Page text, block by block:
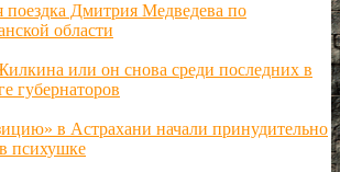
поездка Дмитрия Медведева по
области
или он снова среди последних в
губернаторов
в Астрахани начали принудительно
психушке